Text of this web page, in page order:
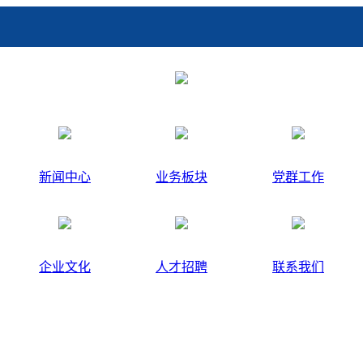
新闻中心 业务板块 党群工作
企业文化 人才招聘 联系我们